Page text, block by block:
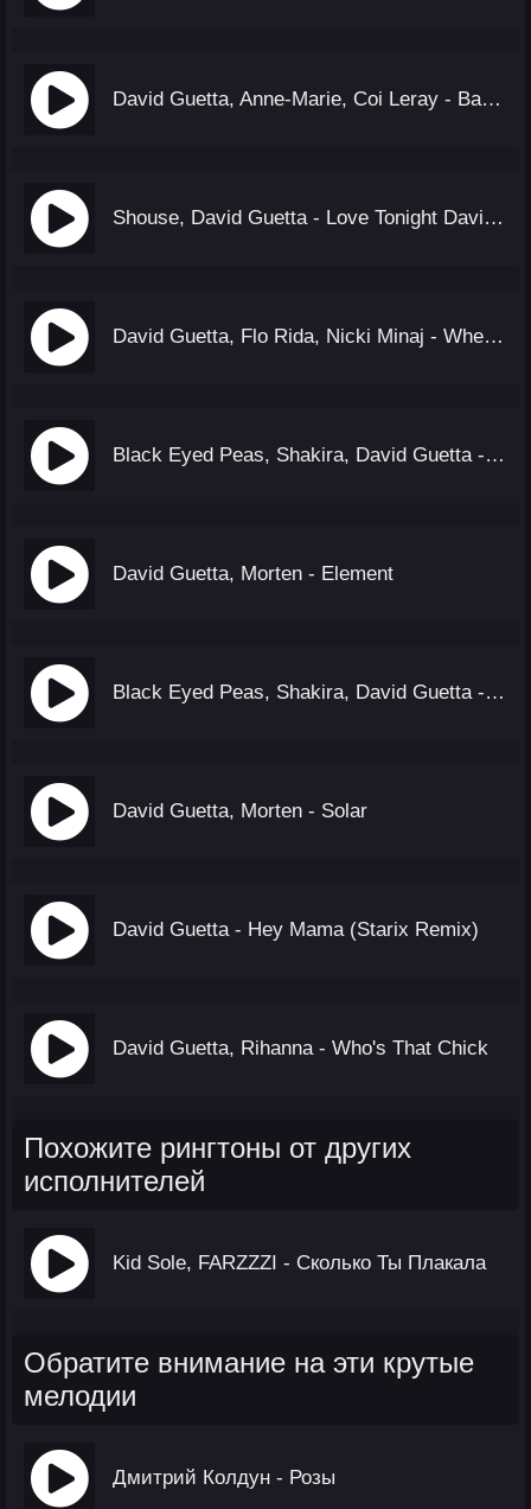
David Guetta, Anne-Marie, Coi Leray - Baby Don't Hurt Me
Shouse, David Guetta - Love Tonight David Guetta (Remix)
David Guetta, Flo Rida, Nicki Minaj - Where Them Girls At (из мультфильма «Гадкий)
Black Eyed Peas, Shakira, David Guetta - DON'T YOU WORRY
David Guetta, Morten - Element
Black Eyed Peas, Shakira, David Guetta - DON'T YOU WORRY
David Guetta, Morten - Solar
David Guetta - Hey Mama (Starix Remix)
David Guetta, Rihanna - Who's That Chick
Похожите рингтоны от других
исполнителей
Kid Sole, FARZZZI - Сколько Ты Плакала
Обратите внимание на эти крутые
мелодии
Дмитрий Колдун - Розы